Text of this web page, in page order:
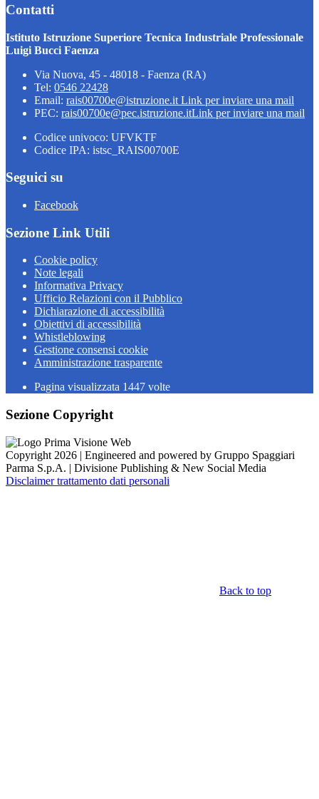
Contatti
Istituto Istruzione Superiore Tecnica Industriale Professionale
Luigi Bucci Faenza
Via Nuova, 45 - 48018 - Faenza (RA)
Tel: 0546 22428
Email: rais00700e@istruzione.it Link per inviare una mail
PEC: rais00700e@pec.istruzione.itLink per inviare una mail
Codice univoco: UFVKTF
Codice IPA: istsc_RAIS00700E
Seguici su
Facebook
Sezione Link Utili
Cookie policy
Note legali
Informativa Privacy
Ufficio Relazioni con il Pubblico
Dichiarazione di accessibilità
Obiettivi di accessibilità
Whistleblowing
Gestione consensi cookie
Amministrazione trasparente
Pagina visualizzata 1447 volte
Sezione Copyright
Copyright 2026 | Engineered and powered by Gruppo Spaggiari
Parma S.p.A. | Divisione Publishing & New Social Media
Disclaimer trattamento dati personali
Back to top